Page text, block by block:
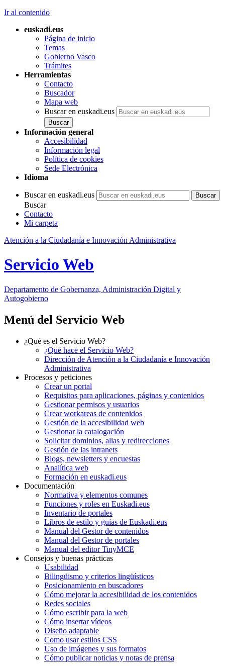
Ir al contenido
euskadi.eus
Página de inicio
Temas
Gobierno Vasco
Trámites
Herramientas
Contacto
Buscador
Mapa web
Buscar en euskadi.eus
Información general
Accesibilidad
Información legal
Política de cookies
Sede Electrónica
Idioma
Buscar en euskadi.eus
Buscar
Contacto
Mi carpeta
Atención a la Ciudadanía e Innovación Administrativa
Servicio Web
Departamento de Gobernanza, Administración Digital y
Autogobierno
Menú del Servicio Web
¿Qué es el Servicio Web?
¿Qué hace el Servicio Web?
Dirección de Atención a la Ciudadanía e Innovación
Administrativa
Procesos y peticiones
Crear un portal
Requisitos para aplicaciones, páginas y contenidos
Gestionar permisos y usuarios
Crear workareas de contenidos
Gestión de la accesibilidad web
Gestionar la catalogación
Solicitar dominios, alias y redirecciones
Gestión de las intranets
Blogs, newsletters y encuestas
Analítica web
Formación en euskadi.eus
Documentación
Normativa y elementos comunes
Funciones y roles en Euskadi.eus
Inventario de portales
Libros de estilo y guías de Euskadi.eus
Manual del Gestor de contenidos
Manual del Gestor de portales
Manual del editor TinyMCE
Consejos y buenas prácticas
Usabilidad
Bilingüismo y criterios lingüísticos
Posicionamiento en buscadores
Cómo mejorar la accesibilidad de los contenidos
Redes sociales
Cómo escribir para la web
Cómo insertar vídeos
Diseño adaptable
Como usar estilos CSS
Uso de imágenes y sus formatos
Cómo publicar noticias y notas de prensa